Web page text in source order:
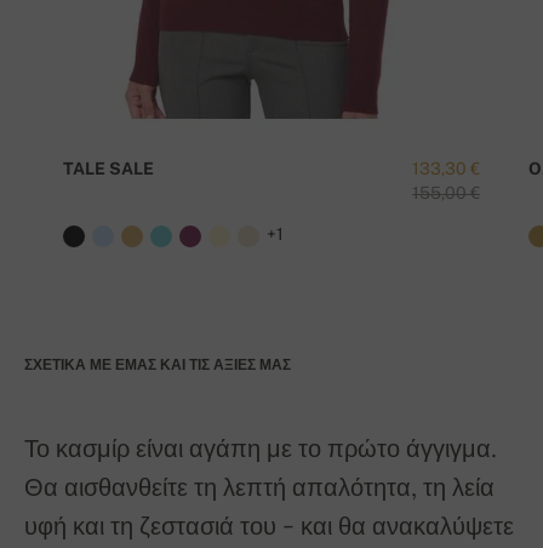
133,30 €
155,00 €
TALE SALE
+1
ΣΧΕΤΙΚΆ ΜΕ ΕΜΆΣ ΚΑΙ ΤΙΣ ΑΞΊΕΣ ΜΑΣ
Το κασμίρ είναι αγάπη με το πρώτο άγγιγμα.
Θα αισθανθείτε τη λεπτή απαλότητα, τη λεία
υφή και τη ζεστασιά του - και θα ανακαλύψετε